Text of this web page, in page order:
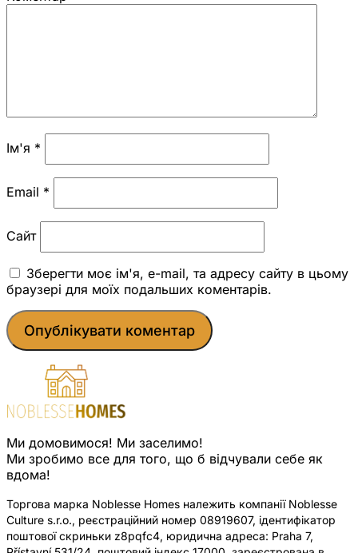
Ім'я *
Email *
Сайт
Зберегти моє ім'я, e-mail, та адресу сайту в цьому
браузері для моїх подальших коментарів.
Ми домовимося! Ми заселимо!
Ми зробимо все для того, що б відчували себе як
вдома!
Торгова марка Noblesse Homes належить компанії Noblesse
Culture s.r.o., реєстраційний номер 08919607, ідентифікатор
поштової скриньки z8pqfc4, юридична адреса: Praha 7,